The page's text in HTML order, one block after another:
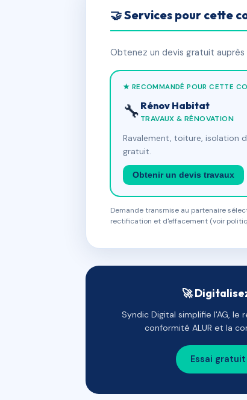
🤝 Services pour cette
Obtenez un devis gratuit auprès
★ RECOMMANDÉ POUR CETTE
🔧 Rénov Habitat
TRAVAUX & RÉNOVATION
Ravalement, toiture, isolation
gratuit.
Obtenir un devis travaux
Demande transmise au partenaire
rectification et d'effacement (voir
🚀
Syndic Digital simplifie l'AG, le
conformité ALUR et la
Essai